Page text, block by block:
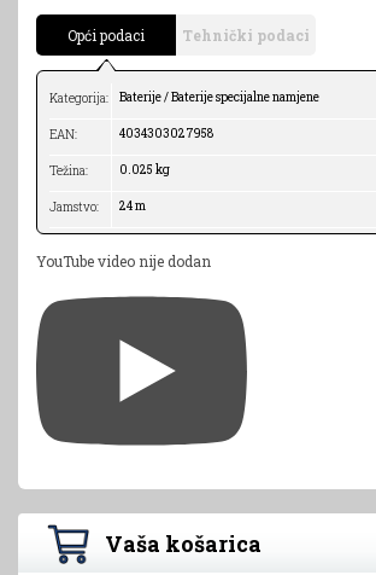
Opći podaci Tehnički podaci
Kategorija: Baterije / Baterije specijalne namjene
EAN: 4034303027958
Težina: 0.025 kg
Jamstvo: 24 m
YouTube video nije dodan
Vaša košarica